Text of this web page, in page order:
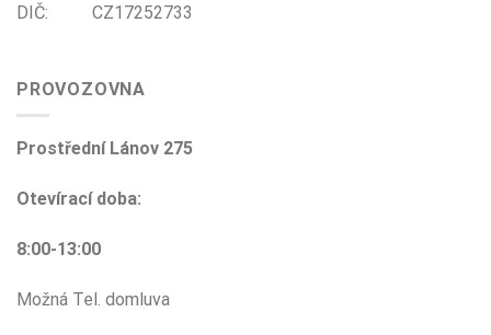
DIČ: CZ17252733
PROVOZOVNA
Prostřední Lánov 275
Otevírací doba:
8:00-13:00
Možná Tel. domluva